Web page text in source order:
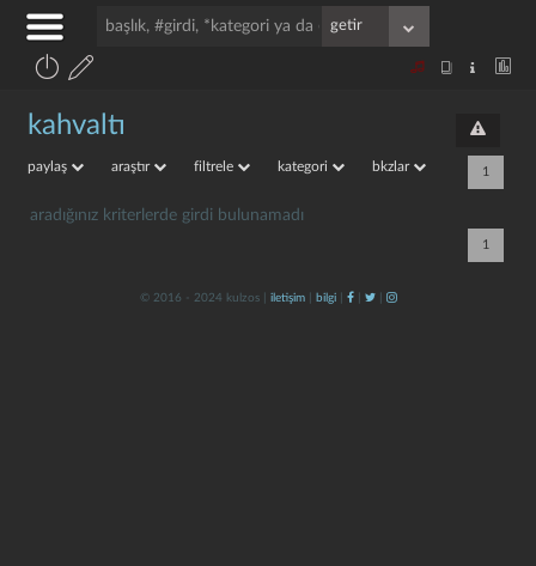
kahvaltı
paylaş araştır filtrele kategori bkzlar 1
aradığınız kriterlerde girdi bulunamadı
1
© 2016 - 2024 kulzos | iletişim| bilgi| | |